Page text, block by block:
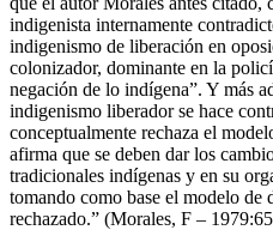
indigenista internamente
indigenismo de liberación en
colonizador, dominante en la
negación de lo indígena”. Y más
indigenismo liberador se hace
conceptualmente rechaza el
afirma que se deben dar los
tradicionales indígenas y en su
tomando como base el modelo de
rechazado.” (Morales, F –